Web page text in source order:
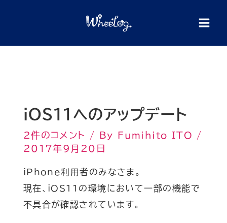
iOS11へのアップデート
2件のコメント / By Fumihito ITO
/
2017年9月20日
iPhone利用者のみなさま。
現在、iOS11の環境において一部の機能で
不具合が確認されています。